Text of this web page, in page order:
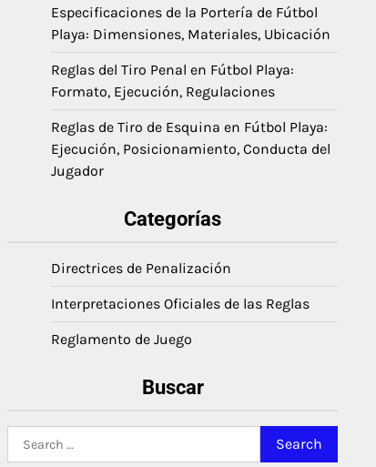
Especificaciones de la Portería de Fútbol
Playa: Dimensiones, Materiales, Ubicación
Reglas del Tiro Penal en Fútbol Playa:
Formato, Ejecución, Regulaciones
Reglas de Tiro de Esquina en Fútbol Playa:
Ejecución, Posicionamiento, Conducta del
Jugador
Categorías
Directrices de Penalización
Interpretaciones Oficiales de las Reglas
Reglamento de Juego
Buscar
for: